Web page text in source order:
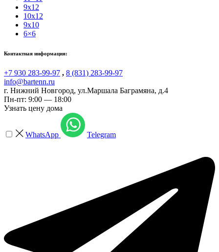
9x12
10x12
9x10
6×6
Контактная информация:
+7 930 283-99-97 , 8 (831) 283-99-97
info@bartenn.ru
г. Нижний Новгород, ул.Маршала Баграмяна, д.4
Пн-пт: 9:00 — 18:00
Узнать цену дома
WhatsApp Telegram